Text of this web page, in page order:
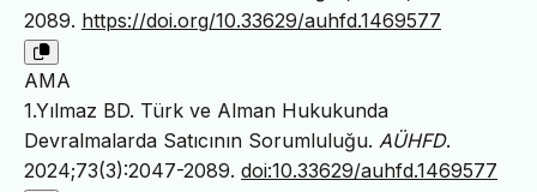
2089. https://doi.org/10.33629/auhfd.1469577
AMA
1.Yılmaz BD. Türk ve Alman Hukukunda
Devralmalarda Satıcının Sorumluluğu. AÜHFD.
2024;73(3):2047-2089. doi:10.33629/auhfd.1469577